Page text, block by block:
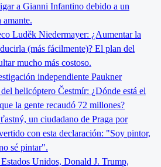
a Gianni Infantino debido a un
amante.
Luděk Niedermayer: ¿Aumentar la
(más fácilmente)? El plan del
mucho más costoso.
independiente Paukner
helicóptero Čestmír: ¿Dónde está el
la gente recaudó 72 millones?
un ciudadano de Praga por
con esta declaración: "Soy pintor,
sé pintar".
Unidos, Donald J. Trump,